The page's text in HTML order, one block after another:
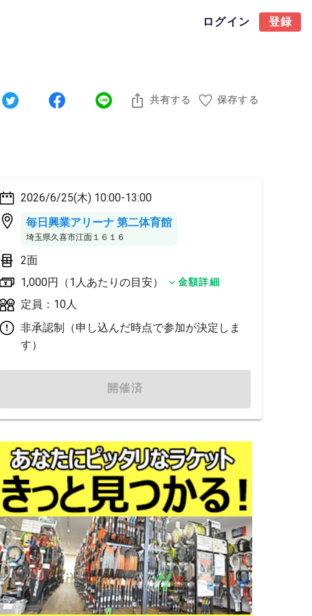
ログイン 登録
共有する 保存する
2026/6/25(木) 10:00-13:00
毎日興業アリーナ 第二体育館
埼玉県久喜市江面１６１６
2面
1,000円（1人あたりの目安）
金額詳細
定員：10人
非承認制（申し込んだ時点で参加が決定しま
す）
開催済